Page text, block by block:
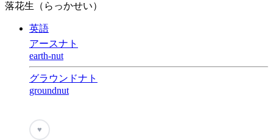
落花生（らっかせい）
英語
アースナト
earth-nut
グラウンドナト
groundnut
♥